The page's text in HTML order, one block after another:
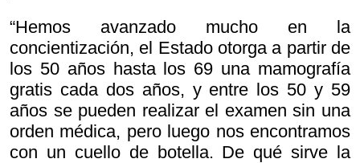
“Hemos avanzado mucho en la
concientización, el Estado otorga a partir de
los 50 años hasta los 69 una mamografía
gratis cada dos años, y entre los 50 y 59
años se pueden realizar el examen sin una
orden médica, pero luego nos encontramos
con un cuello de botella. De qué sirve la